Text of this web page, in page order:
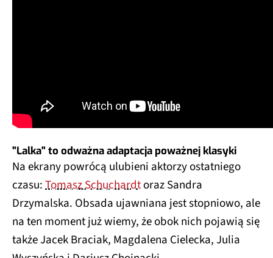
"Lalka" to odważna adaptacja poważnej klasyki
Na ekrany powrócą ulubieni aktorzy ostatniego
czasu:Tomasz Schuchardtoraz Sandra
Drzymalska. Obsada ujawniana jest stopniowo, ale
na ten moment już wiemy, że obok nich pojawią się
także Jacek Braciak, Magdalena Cielecka, Julia